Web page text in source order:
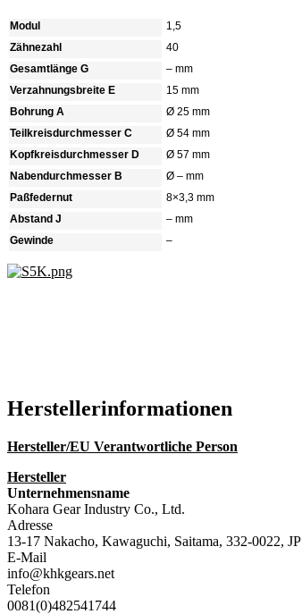
Modul
1,5
Zähnezahl
40
Gesamtlänge G
– mm
Verzahnungsbreite E
15 mm
Bohrung A
Ø 25 mm
Teilkreisdurchmesser C
Ø 54 mm
Kopfkreisdurchmesser D
Ø 57 mm
Nabendurchmesser B
Ø – mm
Paßfedernut
8×3,3 mm
Abstand J
– mm
Gewinde
–
Hersteller­informationen
Hersteller/EU Verantwortliche Person
Hersteller
Unternehmensname
Kohara Gear Industry Co., Ltd.
Adresse
13-17 Nakacho, Kawaguchi, Saitama, 332-0022, JP
E-Mail
info@khkgears.net
Telefon
0081(0)482541744